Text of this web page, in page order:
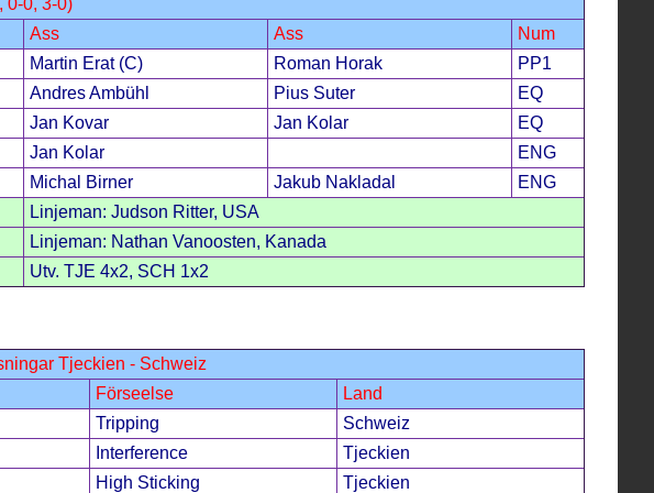
0-0, 3-0)
Ass Ass
Num
Martin Erat (C) Roman Horak
PP1
Andres Ambühl Pius Suter
EQ
Jan Kovar Jan Kolar
EQ
Jan Kolar
ENG
Michal Birner Jakub Nakladal
ENG
Linjeman: Judson Ritter, USA
Linjeman: Nathan Vanoosten, Kanada
Utv. TJE 4x2, SCH 1x2
Tjeckien - Schweiz
Förseelse
Land
Tripping
Schweiz
Interference
Tjeckien
High Sticking
Tjeckien